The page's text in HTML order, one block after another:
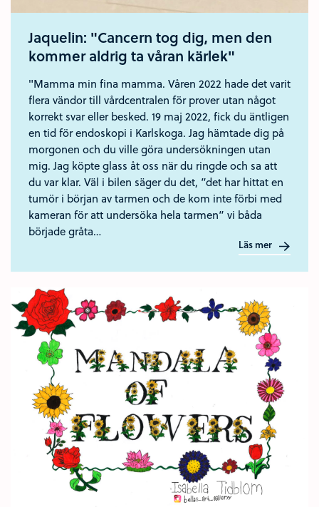
Jaquelin: "Cancern tog dig, men den
kommer aldrig ta våran kärlek"
"Mamma min fina mamma. Våren 2022 hade det varit
flera vändor till vårdcentralen för prover utan något
korrekt svar eller besked. 19 maj 2022, fick du äntligen
en tid för endoskopi i Karlskoga. Jag hämtade dig på
morgonen och du ville göra undersökningen utan
mig. Jag köpte glass åt oss när du ringde och sa att
du var klar. Väl i bilen säger du det, ”det har hittat en
tumör i början av tarmen och de kom inte förbi med
kameran för att undersöka hela tarmen” vi båda
började gråta…
Läs mer